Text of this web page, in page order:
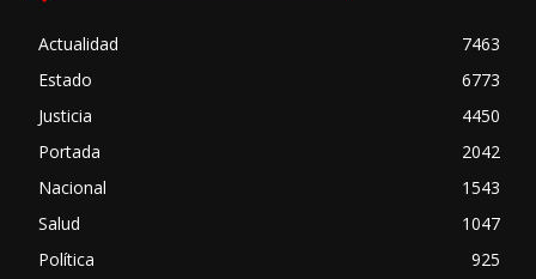
Actualidad
7463
Estado
6773
Justicia
4450
Portada
2042
Nacional
1543
Salud
1047
Política
925